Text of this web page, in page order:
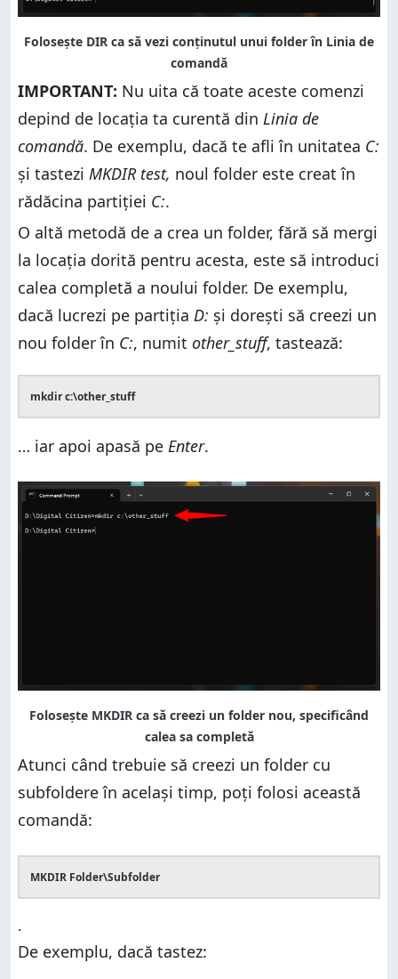
IMPORTANT: Nu uita că toate aceste comenzi
depind de locaţia ta curentă din Linia de
comandă. De exemplu, dacă te afli în unitatea C:
și tastezi MKDIR test, noul folder este creat în
rădăcina partiției C:.
O altă metodă de a crea un folder, fără să mergi
la locația dorită pentru acesta, este să introduci
calea completă a noului folder. De exemplu,
dacă lucrezi pe partiția D: și dorești să creezi un
nou folder în C:, numit other_stuff, tastează:
mkdir c:\other_stuff
… iar apoi apasă pe Enter.
Atunci când trebuie să creezi un folder cu
subfoldere în acelaşi timp, poți folosi această
comandă:
MKDIR Folder\Subfolder
.
De exemplu, dacă tastez: